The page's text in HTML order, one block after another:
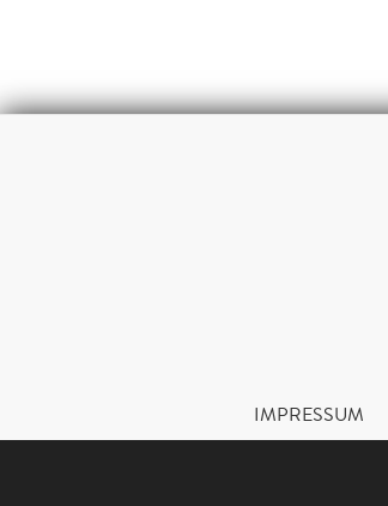
IMPRESSUM